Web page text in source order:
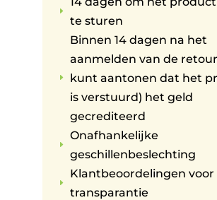
E
te sturen
E
Binnen 14 dagen na het
aanmelden van de
kunt aantonen dat het
is verstuurd) het geld
gecrediteerd
E
Onafhankelijke
geschillenbeslechting
E
Klantbeoordelingen voor
transparantie